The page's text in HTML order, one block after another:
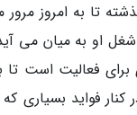
تا به امروز مرور
او به میان می
فعالیت است تا
کنار فواید بسیاری